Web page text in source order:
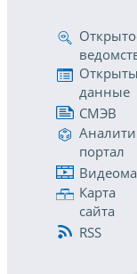
данные
СМЭВ
портал
Карта
сайта
RSS